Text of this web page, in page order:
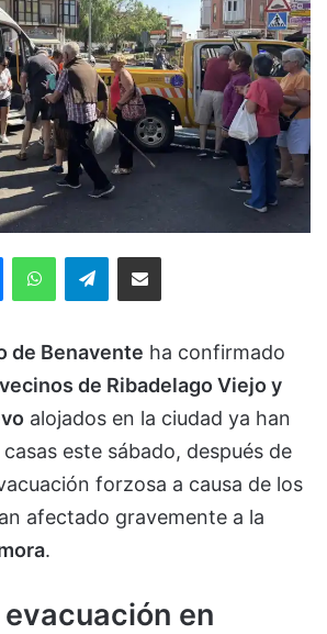
MessengerWhatsAppTelegramCompartir via Email
de Benavente ha confirmado
de Ribadelago Viejo y
alojados en la ciudad ya han
este sábado, después de
forzosa a causa de los
afectado gravemente a la
.
en